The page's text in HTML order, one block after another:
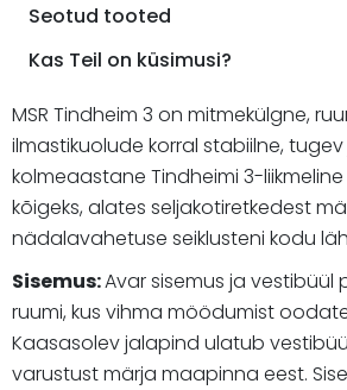
Seotud tooted
Kas Teil on küsimusi?
MSR Tindheim 3 on mitmekülgne,
ilmastikuolude korral stabiilne,
kolmeaastane Tindheimi 3-
kõigeks, alates seljakotiretkedest
nädalavahetuse seiklusteni kodu
Sisemus:Avar sisemus ja vestibüül
ruumi, kus vihma möödumist
Kaasasolev jalapind ulatub
varustust märja maapinna eest.